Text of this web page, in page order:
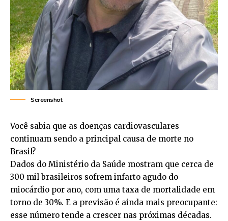
Screenshot
Você sabia que as doenças cardiovasculares
continuam sendo a principal causa de morte no
Brasil?
Dados do Ministério da Saúde mostram que cerca de
300 mil brasileiros sofrem infarto agudo do
miocárdio por ano, com uma taxa de mortalidade em
torno de 30%. E a previsão é ainda mais preocupante:
esse número tende a crescer nas próximas décadas.